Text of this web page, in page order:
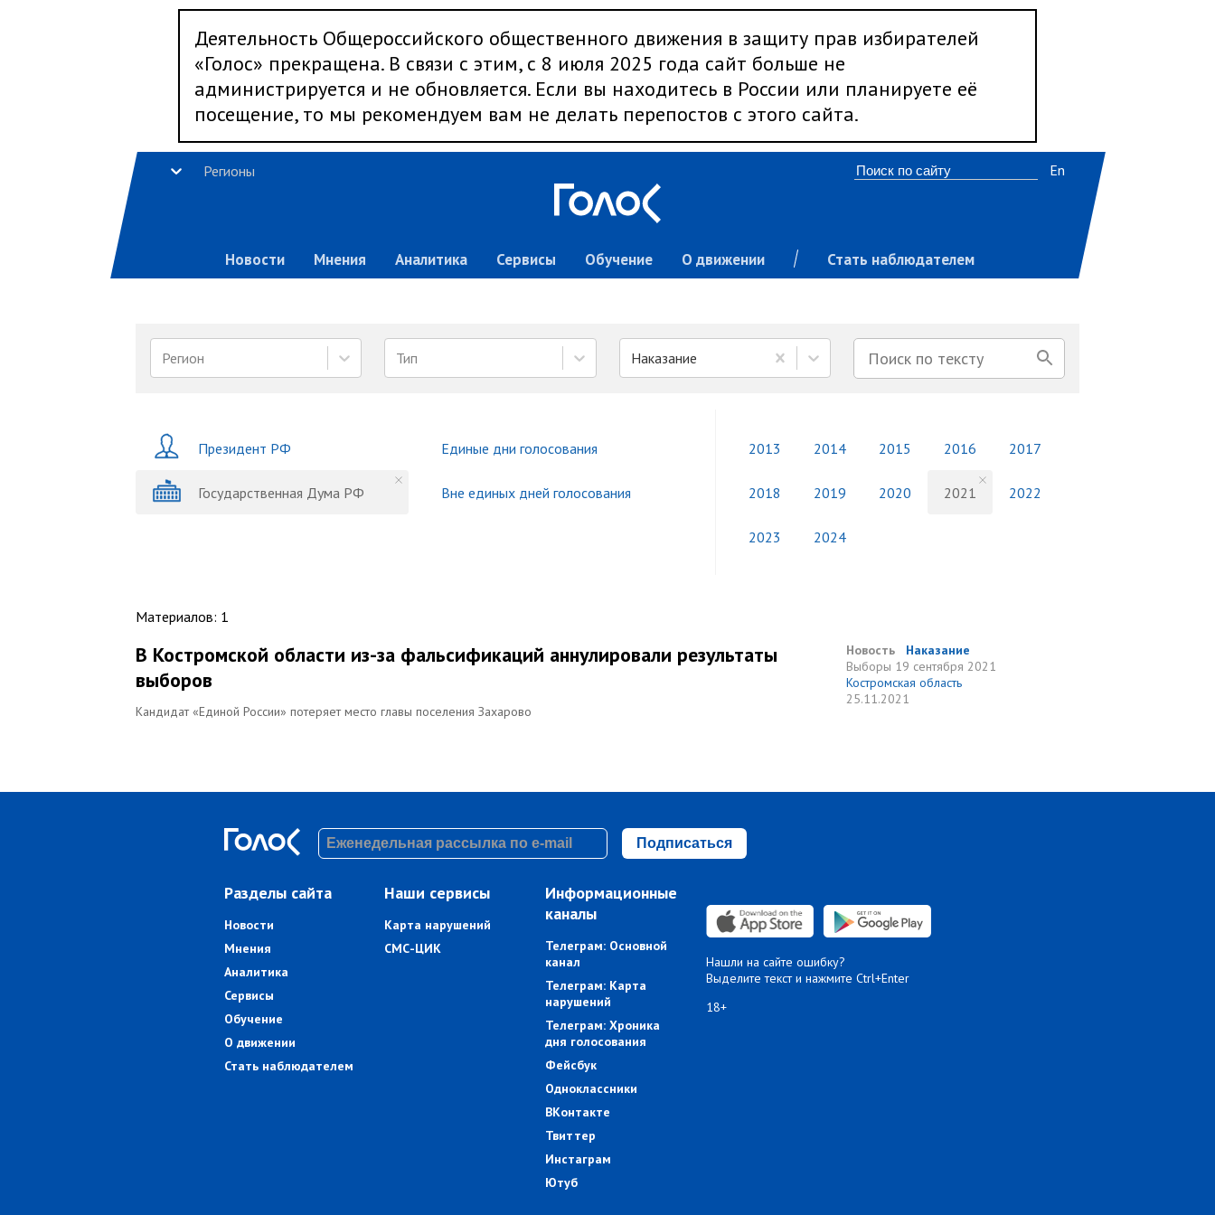
Деятельность Общероссийского общественного движения в защиту прав избирателей
«Голос» прекращена. В связи с этим, с 8 июля 2025 года сайт больше не
администрируется и не обновляется. Если вы находитесь в России или планируете её
посещение, то мы рекомендуем вам не делать перепостов с этого сайта.
Регионы
Новости Мнения Аналитика Сервисы Обучение О движении Стать наблюдателем
En
Регион Тип Наказание
Президент РФ
Государственная Дума РФ
Единые дни голосования
Вне единых дней голосования
2013 2014 2015 2016 2017
2018 2019 2020 2021 2022
2023 2024
Материалов: 1
В Костромской области из-за фальсификаций аннулировали результаты
выборов
Кандидат «Единой России» потеряет место главы поселения Захарово
Новость
Наказание
Выборы 19 сентября 2021
Костромская область
25.11.2021
Подписаться
Разделы сайта
Новости
Мнения
Аналитика
Сервисы
Обучение
О движении
Стать наблюдателем
Наши сервисы
Карта нарушений
СМС-ЦИК
Информационные
каналы
Телеграм: Основной
канал
Телеграм: Карта
нарушений
Телеграм: Хроника
дня голосования
Фейсбук
Одноклассники
ВКонтакте
Твиттер
Инстаграм
Ютуб
Нашли на сайте ошибку?
Выделите текст и нажмите Ctrl+Enter
18+